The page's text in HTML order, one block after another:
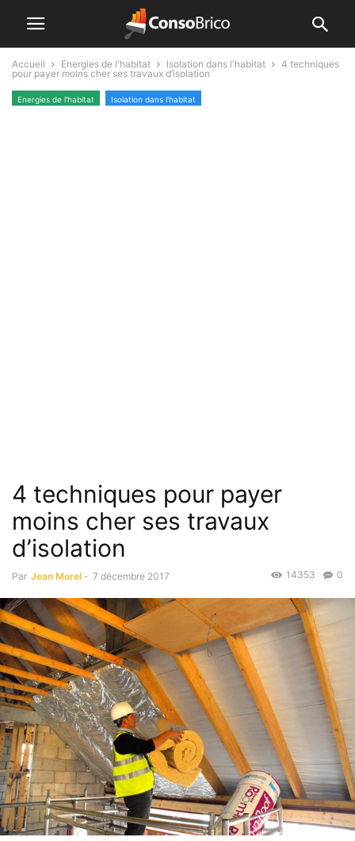
Accueil Energies de l'habitat Isolation dans l'habitat
4 techniques
pour payer moins cher ses travaux d’isolation
Energies de l'habitat Isolation dans l'habitat
4 techniques pour payer
moins cher ses travaux
d’isolation
Par Jean Morel - 7 décembre 2017 0
14353